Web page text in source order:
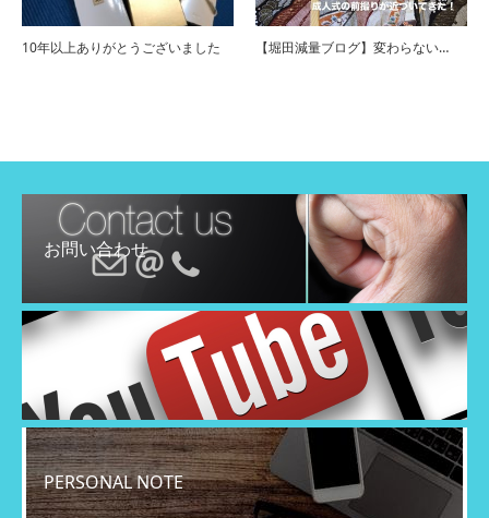
10年以上ありがとうございました 【堀田減量ブログ】変わらない…
お問い合わせ
PERSONAL NOTE